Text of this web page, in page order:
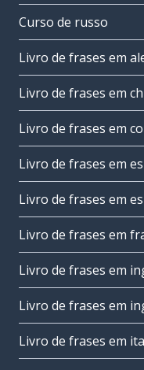
Curso de russo
Livro de frases em
Livro de frases em
Livro de frases em
Livro de frases em
Livro de frases em
Livro de frases em
Livro de frases em
Livro de frases em
Livro de frases em